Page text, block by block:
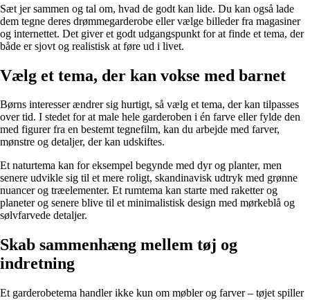
Sæt jer sammen og tal om, hvad de godt kan lide. Du kan også lade
dem tegne deres drømmegarderobe eller vælge billeder fra magasiner
og internettet. Det giver et godt udgangspunkt for at finde et tema, der
både er sjovt og realistisk at føre ud i livet.
Vælg et tema, der kan vokse med barnet
Børns interesser ændrer sig hurtigt, så vælg et tema, der kan tilpasses
over tid. I stedet for at male hele garderoben i én farve eller fylde den
med figurer fra en bestemt tegnefilm, kan du arbejde med farver,
mønstre og detaljer, der kan udskiftes.
Et naturtema kan for eksempel begynde med dyr og planter, men
senere udvikle sig til et mere roligt, skandinavisk udtryk med grønne
nuancer og træelementer. Et rumtema kan starte med raketter og
planeter og senere blive til et minimalistisk design med mørkeblå og
sølvfarvede detaljer.
Skab sammenhæng mellem tøj og
indretning
Et garderobetema handler ikke kun om møbler og farver – tøjet spiller